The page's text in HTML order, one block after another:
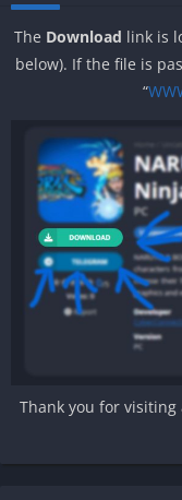
The Download link is
below). If the file is
“
Thank you for